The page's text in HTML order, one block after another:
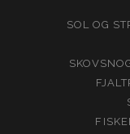
SOL OG